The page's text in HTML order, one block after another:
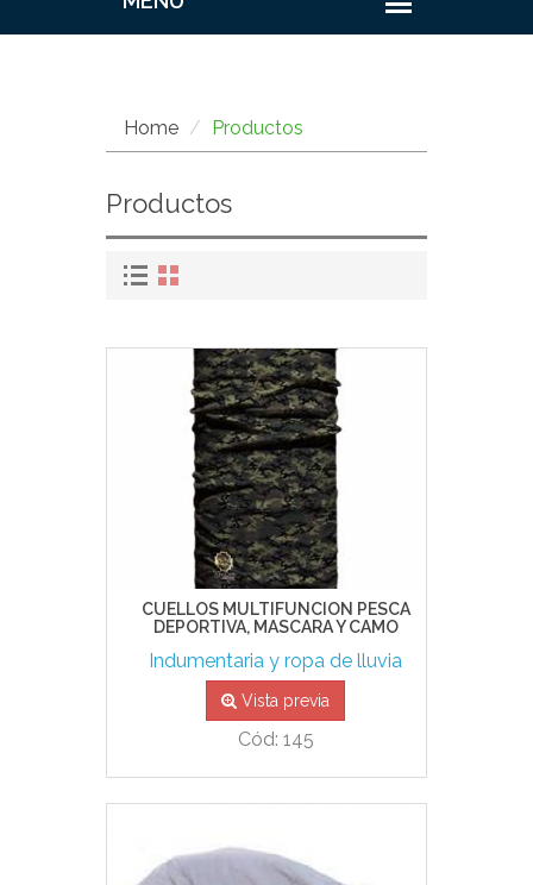
Home Productos
Productos
CUELLOS MULTIFUNCION PESCA
DEPORTIVA, MASCARA Y CAMO
Indumentaria y ropa de lluvia
Vista previa
Cód: 145